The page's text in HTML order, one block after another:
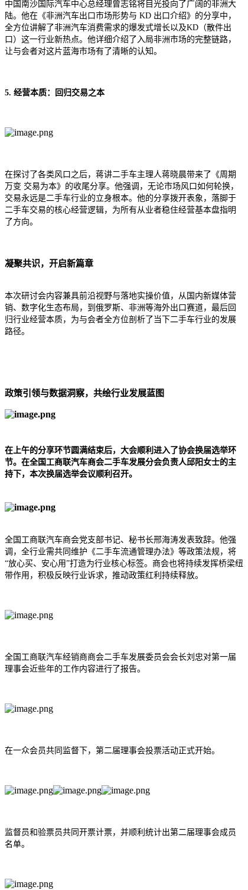
中国南沙国际汽车中心总经理曾志铭将目光投向了广阔的非洲大
陆。他在《非洲汽车出口市场形势与 KD 出口介绍》的分享中，
全方位讲解了非洲汽车消费需求的爆发式增长以及KD（散件出
口）这一行业新热点。他详细介绍了入局非洲市场的完整链路，
让与会者对这片蓝海市场有了清晰的认知。
5. 经营本质：回归交易之本
在探讨了各类风口之后，蒋讲二手车主理人蒋晓晨带来了《周期
万变 交易为本》的收尾分享。他强调，无论市场风口如何轮换，
交易永远是二手车行业的立身根本。他的分享拨开表象，落脚于
二手车交易的核心经营逻辑，为所有从业者稳住经营基本盘指明
了方向。
凝聚共识，开启新篇章
本次研讨会内容兼具前沿视野与落地实操价值，从国内新媒体营
销、数字化生态布局，到俄罗斯、非洲等海外出口赛道，最后回
归行业经营本质，为与会者全方位剖析了当下二手车行业的发展
路径。
政策引领与数据洞察，共绘行业发展蓝图
在上午的分享环节圆满结束后，大会顺利进入了协会换届选举环
节。在全国工商联汽车商会二手车发展分会负责人邱阳女士的主
持下，本次换届选举会议顺利召开。
全国工商联汽车商会党支部书记、秘书长邢海涛发表致辞。他强
调，全行业需共同维护《 二手车流通管理办法》等政策法规，将
“放心买、安心用”打造为行业核心标签。商会也将持续发挥桥梁纽
带作用，积极反映行业诉求，推动政策红利持续释放。
全国工商联汽车经销商商会二手车发展委员会会长刘忠对第一届
理事会近些年的工作内容进行了报告。
在一众会员共同监督下，第二届理事会投票活动正式开始。
监督员和验票员共同开票计票，并顺利统计出第二届理事会成员
名单。